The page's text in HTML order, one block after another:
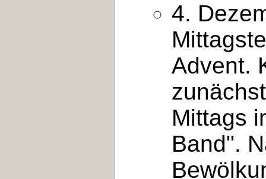
4.
Advent.
Mittags
Band".